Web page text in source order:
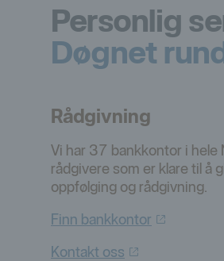
Personlig
Døgnet
Rådgivning
Vi har 37 bankkontor i hele
rådgivere som er klare til å
oppfølging og rådgivning.
Finn bankkontor
Kontakt oss